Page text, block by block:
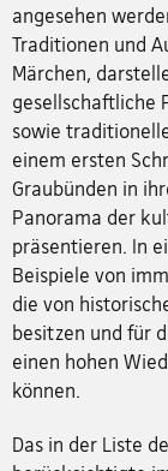
angesehen
Traditionen und
Märchen,
gesellschaftliche
sowie
einem ersten
Graubünden in
Panorama der
präsentieren. In
Beispiele von
die von
besitzen und für
einen hohen
können.
Das in der Liste